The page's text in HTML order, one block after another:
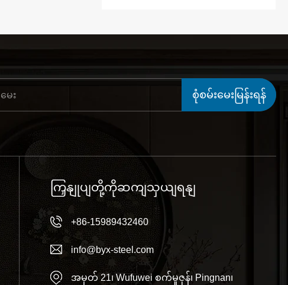
စုံစမ်းမေးမြန်းရန်
ကြှနျုပျတို့ကိုဆကျသှယျရနျ
+86-15989432460
info@byx-steel.com
အမှတ် 21၊ Wufuwei စက်မှုဇုန်၊ Pingnan၊